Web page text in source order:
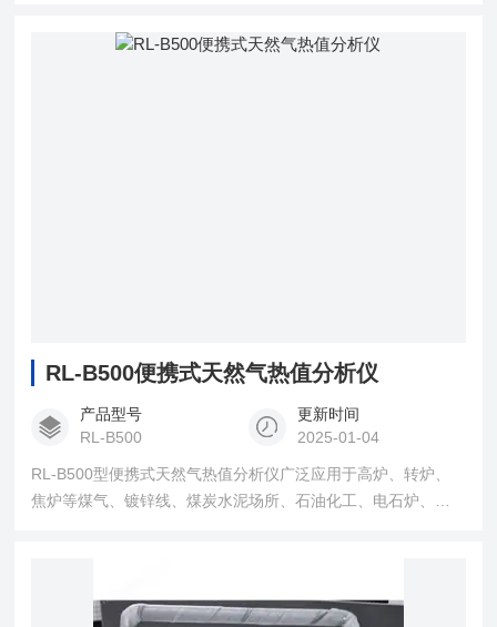
RL-B500便携式天然气热值分析仪
产品型号
RL-B500
更新时间
2025-01-04
RL-B500型便携式天然气热值分析仪广泛应用于高炉、转炉、
焦炉等煤气、镀锌线、煤炭水泥场所、石油化工、电石炉、冶